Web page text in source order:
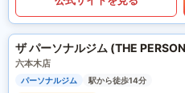
ザ パーソナルジム (THE
六本木店
パーソナルジム
駅から徒歩14分